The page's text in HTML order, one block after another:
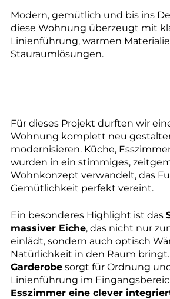
Modern, gemütlich und bis ins
diese Wohnung überzeugt mit
Linienführung, warmen
Stauraumlösungen.
Für dieses Projekt durften wir
Wohnung komplett neu
modernisieren. Küche,
wurden in ein stimmiges,
Wohnkonzept verwandelt, das
Gemütlichkeit perfekt vereint.
Ein besonderes Highlight ist das
massiver Eiche, das nicht nur
einlädt, sondern auch optisch
Natürlichkeit in den Raum bringt.
Garderobe sorgt für Ordnung
Linienführung im
Esszimmer eine clever